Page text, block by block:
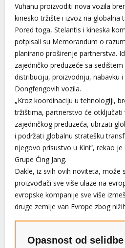
Vuhanu proizvoditi nova vozila
kinesko tržište i izvoz na globalna
Pored toga, Stelantis i kineska
potpisali su Memorandum o
planirano proširenje partnerstva.
zajedničko preduzeće sa
distribuciju, proizvodnju, nabavku
Dongfengovih vozila.
„Kroz koordinaciju u tehnologiji,
tržištima, partnerstvo će otključati
zajedničkog preduzeća, ubrzati
i podržati globalnu stratešku
njegovo prisustvo u Kini“, rekao
Grupe Ćing Jang.
Dakle, iz svih ovih noviteta, može
proizvođači sve više ulaze na
evropske kompanije sve više
druge zemlje van Evrope zbog
Opasnost od